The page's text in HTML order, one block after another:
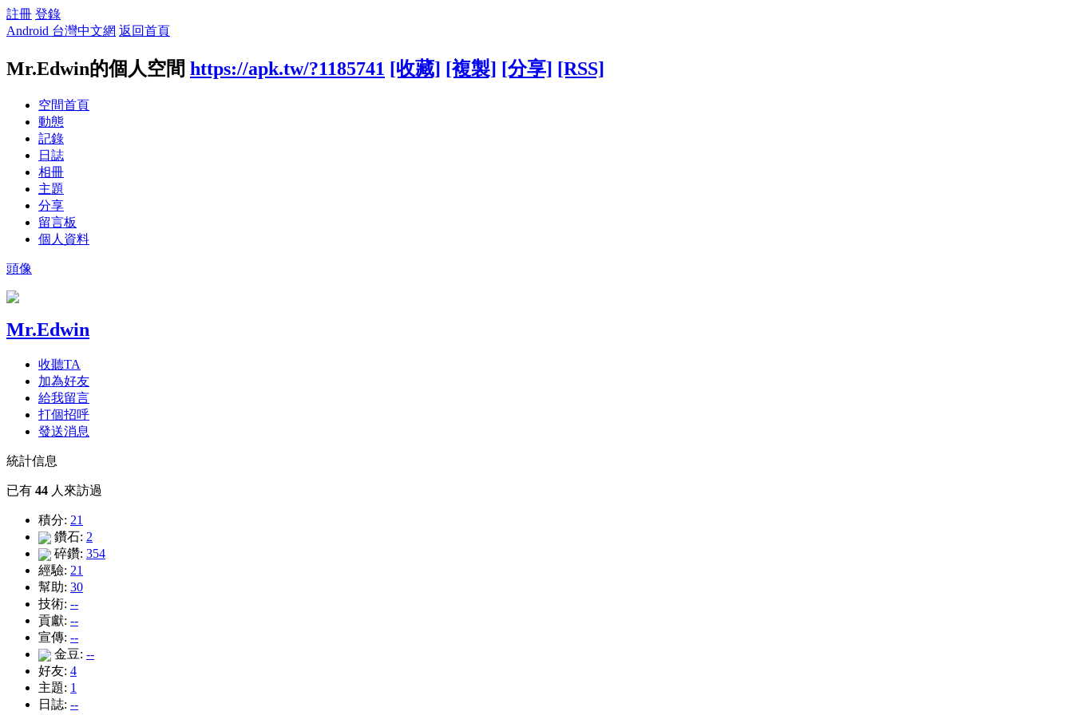
註冊 登錄
Android 台灣中文網 返回首頁
Mr.Edwin的個人空間 https://apk.tw/?1185741 [收藏] [複製] [分享] [RSS]
空間首頁
動態
記錄
日誌
相冊
主題
分享
留言板
個人資料
頭像
Mr.Edwin
收聽TA
加為好友
給我留言
打個招呼
發送消息
統計信息
已有 44 人來訪過
積分: 21
鑽石: 2
碎鑽: 354
經驗: 21
幫助: 30
技術: --
貢獻: --
宣傳: --
金豆: --
好友: 4
主題: 1
日誌: --